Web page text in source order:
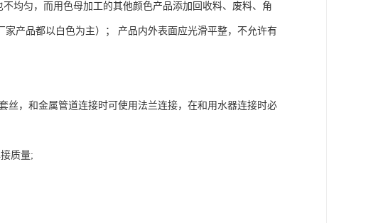
均匀，而用色母加工的其他颜色产品添加回收料、废料、角
产品都以白色为主）； 产品内外表面应光滑平整，不允许有
丝，和金属管道连接时可使用法兰连接，在和用水器连接时必
质量;